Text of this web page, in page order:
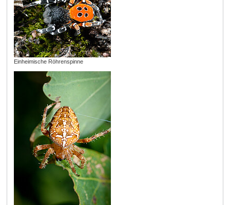
Einheimische Röhrenspinne